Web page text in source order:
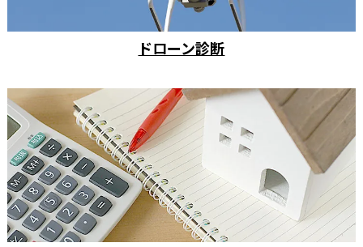
ドローン診断